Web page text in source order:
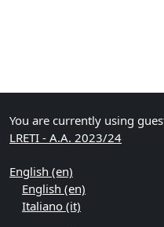
You are currently using
LRETI - A.A. 2023/24
English ‎(en)‎
English ‎(en)‎
Italiano ‎(it)‎